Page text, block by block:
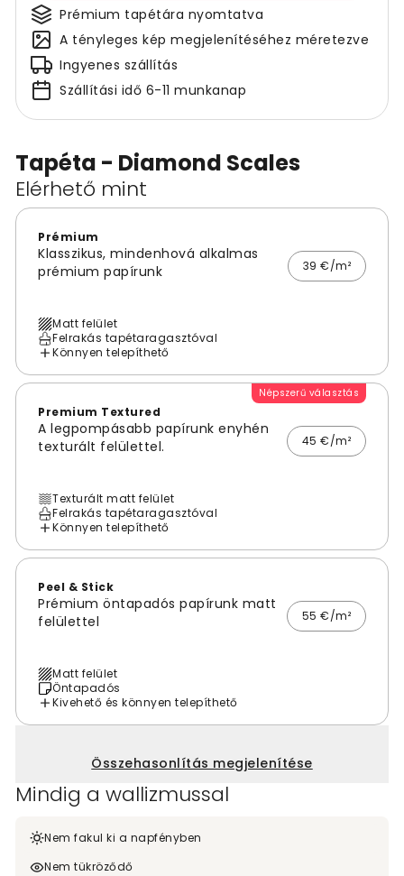
Tapéta - Diamond Scales
Elérhető mint
Prémium
Klasszikus, mindenhová alkalmas
prémium papírunk
39 €/m²
Matt felület
Felrakás tapétaragasztóval
Könnyen telepíthető
Népszerű választás
Premium Textured
A legpompásabb papírunk enyhén
texturált felülettel.
45 €/m²
Texturált matt felület
Felrakás tapétaragasztóval
Könnyen telepíthető
Peel & Stick
Prémium öntapadós papírunk matt
felülettel
55 €/m²
Matt felület
Öntapadós
Kivehető és könnyen telepíthető
Összehasonlítás megjelenítése
Mindig a wallizmussal
Nem fakul ki a napfényben
Nem tükröződő
Prémium tapétára nyomtatva
A tényleges kép megjelenítéséhez méretezve
Ingyenes szállítás
Szállítási idő 6-11 munkanap